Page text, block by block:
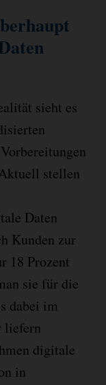
sieht es
stellen
Daten
Kunden zur
18 Prozent
sie für die
dabei im
liefern
digitale
in